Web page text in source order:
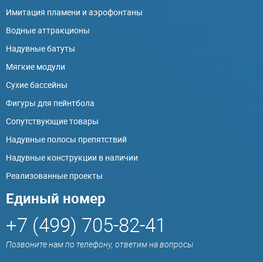
Имитация пламени и аэрофонтаны
Водные аттракционы
Надувные батуты
Мягкие модули
Сухие бассейны
Фигуры для пейнтбола
Сопутствующие товары
Надувные полосы препятствий
Надувные конструкции в наличии
Реализованные проекты
Единый номер
+7 (499) 705-82-41
Позвоните нам по телефону, ответим на вопросы